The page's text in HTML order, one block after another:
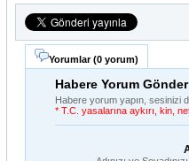
Yorumlar (0 yorum)
Habere Yorum Gönder
Habere yorum yapın, sesinizi
* T.C. yasalarına aykırı, kin,